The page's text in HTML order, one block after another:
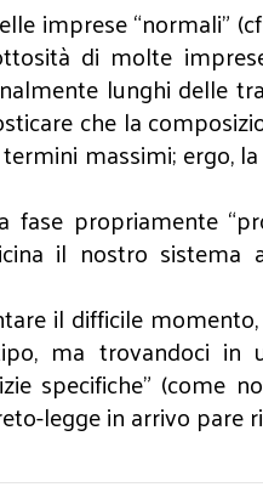
imprese “normali”
di molte
lunghi delle
che la
massimi; ergo,
propriamente
il nostro sistema
il difficile
ma trovandoci in
specifiche” (come
legge in arrivo pare